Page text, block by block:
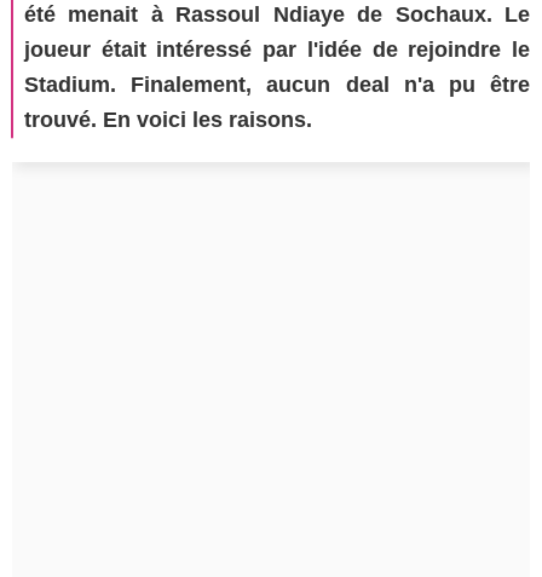
été menait à Rassoul Ndiaye de Sochaux. Le
joueur était intéressé par l'idée de rejoindre le
Stadium. Finalement, aucun deal n'a pu être
trouvé. En voici les raisons.